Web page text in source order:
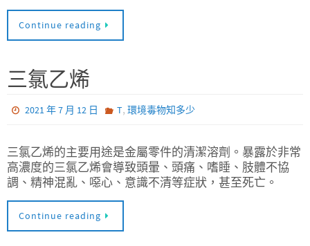
Continue reading
三氯乙烯
2021 年 7 月 12 日 T, 環境毒物知多少
三氯乙烯的主要用途是金屬零件的清潔溶劑。暴露於非常
高濃度的三氯乙烯會導致頭暈、頭痛、嗜睡、肢體不協
調、精神混亂、噁心、意識不清等症狀，甚至死亡。
Continue reading